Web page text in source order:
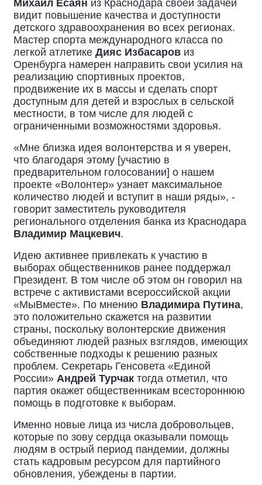
Михаил Есаян из Краснодара своей задачей
видит повышение качества и доступности
детского здравоохранения во всех регионах.
Мастер спорта международного класса по
легкой атлетике Дияс Избасаров из
Оренбурга намерен направить свои усилия на
реализацию спортивных проектов,
продвижение их в массы и сделать спорт
доступным для детей и взрослых в сельской
местности, в том числе для людей с
ограниченными возможностями здоровья.
«Мне близка идея волонтерства и я уверен,
что благодаря этому [участию в
предварительном голосовании] о нашем
проекте «Волонтер» узнает максимальное
количество людей и вступит в наши ряды», -
говорит заместитель руководителя
регионального отделения банка из Краснодара
Владимир Мацкевич.
Идею активнее привлекать к участию в
выборах общественников ранее поддержал
Президент. В том числе об этом он говорил на
встрече с активистами всероссийской акции
«МыВместе». По мнению Владимира Путина,
это положительно скажется на развитии
страны, поскольку волонтерские движения
объединяют людей разных взглядов, имеющих
собственные подходы к решению разных
проблем. Секретарь Генсовета «Единой
России» Андрей Турчак тогда отметил, что
партия окажет общественникам всестороннюю
помощь в подготовке к выборам.
Именно новые лица из числа добровольцев,
которые по зову сердца оказывали помощь
людям в острый период пандемии, должны
стать кадровым ресурсом для партийного
обновления, убеждены в партии.